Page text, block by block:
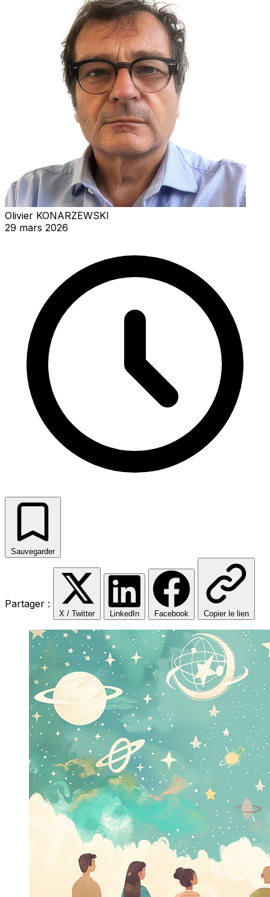
Olivier KONARZEWSKI
29 mars 2026
Sauvegarder
Partager :
X / Twitter LinkedIn Facebook Copier le lien